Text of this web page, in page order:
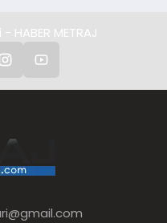
METRAJ